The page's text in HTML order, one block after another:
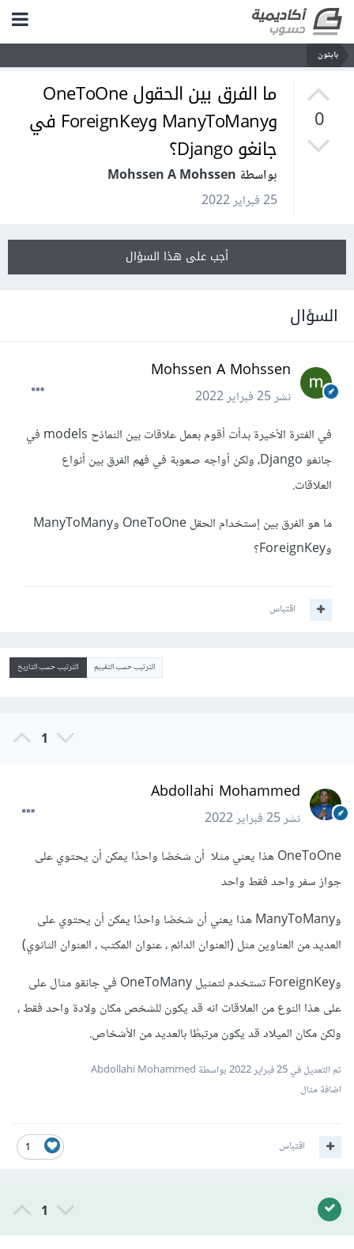
بايثون
0
ما الفرق بين الحقول OneToOne
وManyToMany وForeignKey في
جانغو Django؟
بواسطة Mohssen A Mohssen
25 فبراير 2022
أجب على هذا السؤال
السؤال
Mohssen A Mohssen
نشر25 فبراير 2022
في الفترة الأخيرة بدأت أقوم بعمل علاقات بين النماذح models في
جانغو Django، ولكن أواجه صعوبة في فهم الفرق بين أنواع
العلاقات.
ما هو الفرق بين إستخدام الحقل OneToOne وManyToMany
وForeignKey؟
اقتباس
الترتيب حسب التقييم الترتيب حسب التاريخ
1
Abdollahi Mohammed
نشر25 فبراير 2022
OneToOne هذا يعني مثلا أن شخصًا واحدًا يمكن أن يحتوي على
جواز سفر واحد فقط واحد
وManyToMany هذا يعني أن شخصًا واحدًا يمكن أن يحتوي على
العديد من العناوين مثل (العنوان الدائم ، عنوان المكتب ، العنوان الثانوي)
وForeignKey تستخدم لتمثيل OneToMany في جانقو مثال على
على هذا النوع من العلاقات انه قد يكون للشخص مكان ولادة واحد فقط ،
ولكن مكان الميلاد قد يكون مرتبطًا بالعديد من الأشخاص.
تم التعديل في25 فبراير 2022
بواسطة Abdollahi Mohammed
اضافة مثال
1 اقتباس
1